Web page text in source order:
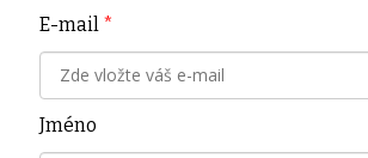
E-mail *
Jméno